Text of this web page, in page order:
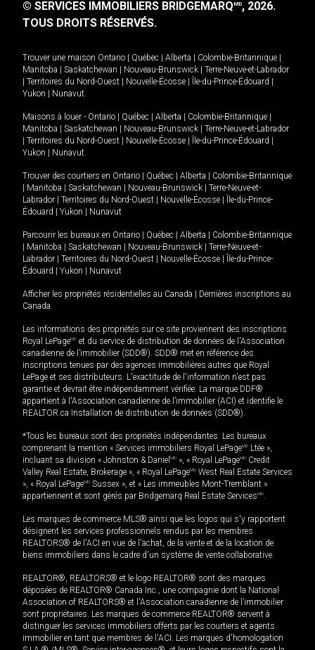
© SERVICES IMMOBILIERS BRIDGEMARQMD, 2026.
TOUS DROITS RÉSERVÉS.
Trouver une maison Ontario Québec Alberta Colombie-Britannique
Manitoba
Saskatchewan Nouveau-Brunswick
Terre-Neuve-et-Labrador
Territoires du Nord-Ouest Nouvelle-Écosse Île-du-Prince-Édouard
Yukon
Nunavut.
Maisons à louer - Ontario Québec Alberta Colombie-Britannique
Manitoba
Saskatchewan Nouveau-Brunswick
Terre-Neuve-et-Labrador
Territoires du Nord-Ouest Nouvelle-Écosse Île-du-Prince-Édouard
Yukon
Nunavut.
Trouver des courtiers en Ontario Québec Alberta
Colombie-Britannique
Manitoba Saskatchewan Nouveau-Brunswick
Terre-Neuve-et-
Labrador
Territoires du Nord-Ouest Nouvelle-Écosse
Île-du-Prince-
Édouard
Yukon Nunavut
Parcourir les bureaux en Ontario Québec Alberta
Colombie-Britannique
Manitoba Saskatchewan Nouveau-Brunswick
Terre-Neuve-et-
Labrador
Territoires du Nord-Ouest Nouvelle-Écosse
Île-du-Prince-
Édouard
Yukon Nunavut
Afficher les propriétés résidentielles au Canada
Dernières inscriptions au
Canada
Les informations des propriétés sur ce site proviennent des inscriptions
Royal LePageMD et du service de distribution de données de l'Association
canadienne de l’immobilier (SDD®). SDD® met en référence des
inscriptions tenues par des agences immobilières autres que Royal
LePage et ses distributeurs. L'exactitude de l'information n'est pas
garantie et devrait être indépendamment vérifiée. La marque DDF®
appartient à l'Association canadienne de l’immobilier (ACI) et identifie le
REALTOR.ca Installation de distribution de données (SDD®).
*Tous les bureaux sont des propriétés indépendantes. Les bureaux
comprenant la mention « Services immobiliers Royal LePageMD Ltée »,
incluant sa division « Johnston & Daniel MD », « Royal LePageMD Credit
Valley Real Estate, Brokerage », « Royal LePageMD West Real Estate Services
», « Royal LePageMD Sussex », et « Les immeubles Mont-Tremblant »
appartiennent et sont gérés par Bridgemarq Real Estate ServicesMD.
Les marques de commerce MLS® ainsi que les logos qui s'y rapportent
désignent les services professionnels rendus par les membres
REALTORS® de l'ACI en vue de l'achat, de la vente et de la location de
biens immobiliers dans le cadre d'un système de vente collaborative.
REALTOR®, REALTORS® et le logo REALTOR® sont des marques
déposées de REALTOR® Canada Inc., une compagnie dont la National
Association of REALTORS® et l'Association canadienne de l’immobilier
sont propriétaires. Les marques de commerce REALTOR® servent à
distinguer les services immobiliers offerts par les courtiers et agents
immobilier en tant que membres de l'ACI. Les marques d'homologation